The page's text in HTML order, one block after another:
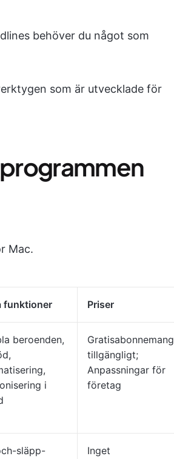
behöver du något som
som är utvecklade för
Mac.
funktioner Priser
beroenden,
i
Gratisabonnemang
tillgängligt;
Anpassningar för
företag
släpp-
Inget